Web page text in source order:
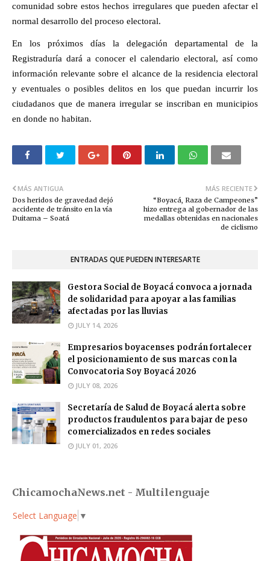
comunidad sobre estos hechos irregulares que pueden afectar el
normal desarrollo del proceso electoral.
En los próximos días la delegación departamental de la
Registraduría dará a conocer el calendario electoral, así como
información relevante sobre el alcance de la residencia electoral
y eventuales o posibles delitos en los que puedan incurrir los
ciudadanos que de manera irregular se inscriban en municipios
en donde no habitan.
MÁS RECIENTE
“Boyacá, Raza de Campeones”
hizo entrega al gobernador de las
medallas obtenidas en nacionales
de ciclismo
MÁS ANTIGUA
Dos heridos de gravedad dejó
accidente de tránsito en la vía
Duitama – Soatá
ENTRADAS QUE PUEDEN INTERESARTE
Gestora Social de Boyacá convoca a jornada
de solidaridad para apoyar a las familias
afectadas por las lluvias
JULY 14, 2026
Empresarios boyacenses podrán fortalecer
el posicionamiento de sus marcas con la
Convocatoria Soy Boyacá 2026
JULY 08, 2026
Secretaría de Salud de Boyacá alerta sobre
productos fraudulentos para bajar de peso
comercializados en redes sociales
JULY 01, 2026
ChicamochaNews.net - Multilenguaje
Select Language ▼